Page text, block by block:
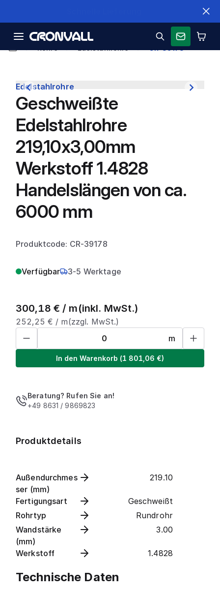
CR-39178
Edelstahlrohre
Geschweißte
Edelstahlrohre
219,10x3,00mm
Werkstoff 1.4828
Handelslängen von ca.
6000 mm
Produktcode: CR-39178
Verfügbar 3-5 Werktage
300,18 € / m(inkl. MwSt.)
252,25 € / m(zzgl. MwSt.)
m
In den Warenkorb (1 801,06 €)
Beratung? Rufen Sie an!
+49 8631 / 9869823
Produktdetails
Außendurchmes
ser (mm)
219.10
Fertigungsart
Geschweißt
Rohrtyp
Rundrohr
Wandstärke
(mm)
3.00
Werkstoff 1.4828
Technische Daten